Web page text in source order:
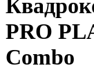
PRO
Combo